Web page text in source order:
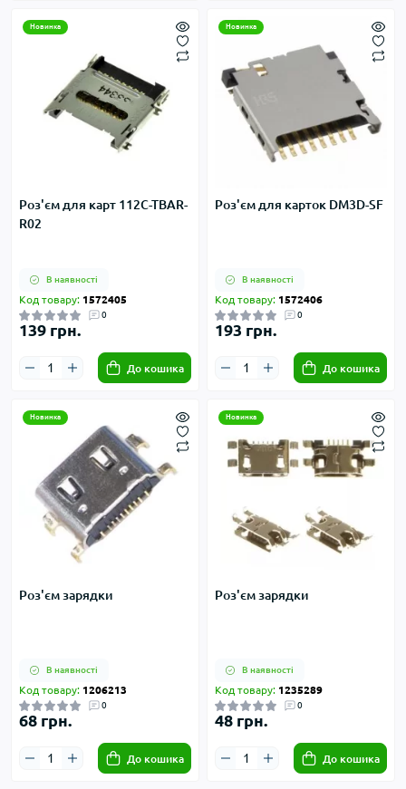
Новинка
Роз'єм для карт 112C-TBAR-
R02
В наявності
Код товару: 1572405
0
139 грн.
До кошика
Новинка
Роз'єм для карток DM3D-SF
В наявності
Код товару: 1572406
0
193 грн.
До кошика
Новинка
Роз'єм зарядки
В наявності
Код товару: 1206213
0
68 грн.
До кошика
Новинка
Роз'єм зарядки
В наявності
Код товару: 1235289
0
48 грн.
До кошика